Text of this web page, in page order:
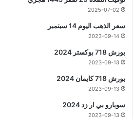
2025-07-02
سعر الذهب اليوم 14 سبتمبر
2023-09-14
بورش 718 بوكستر 2024
2023-09-13
بورش 718 كايمان 2024
2023-09-13
سوبارو بي ار زد 2024
2023-09-13